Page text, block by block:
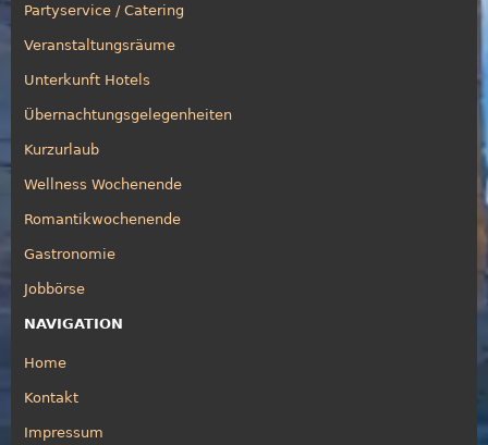
Partyservice / Catering
Veranstaltungsräume
Unterkunft Hotels
Übernachtungsgelegenheiten
Kurzurlaub
Wellness Wochenende
Romantikwochenende
Gastronomie
Jobbörse
NAVIGATION
Home
Kontakt
Impressum